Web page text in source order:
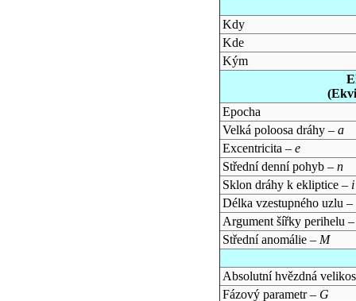
Kdy
Kde
Kým
Epocha
Velká poloosa dráhy – a
Excentricita – e
Střední denní pohyb – n
Sklon dráhy k ekliptice – i
Délka vzestupného uzlu –
Argument šířky perihelu
Střední anomálie – M
Absolutní hvězdná
Fázový parametr – G